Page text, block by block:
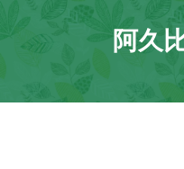
阿久